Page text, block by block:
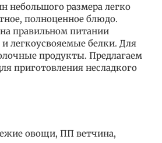
небольшого размера легко
полноценное блюдо.
правильном питании
легкоусвояемые белки. Для
продукты. Предлагаем
приготовления несладкого
овощи, ПП ветчина,